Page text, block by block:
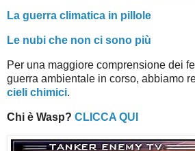
La guerra climatica in pillole
Le nubi che non ci sono più
Per una maggiore comprensione dei
guerra ambientale in corso, abbiamo
cieli chimici.
Chi è Wasp? CLICCA QUI